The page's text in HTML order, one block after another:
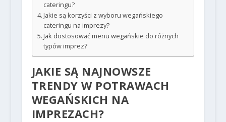
cateringu?
Jakie są korzyści z wyboru wegańskiego
cateringu na imprezy?
Jak dostosować menu wegańskie do różnych
typów imprez?
JAKIE SĄ NAJNOWSZE
TRENDY W POTRAWACH
WEGAŃSKICH NA
IMPREZACH?